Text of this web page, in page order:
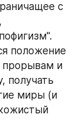
с
положение
прорывам и
получать
миры (и